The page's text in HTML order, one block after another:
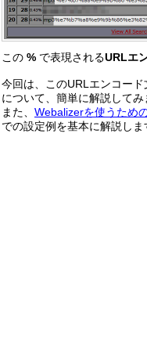
この % で表現されるURLエ
今回は、このURLエンコー
について、簡単に解説してみ
また、 Webalizerを使うため
での設定例を基本に解説しま